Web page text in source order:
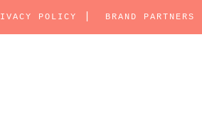
POLICY BRAND PARTNERS